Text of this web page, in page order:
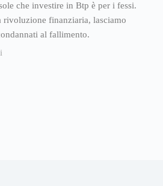
che investire in Btp è per i fessi.
rivoluzione finanziaria, lasciamo
al fallimento.